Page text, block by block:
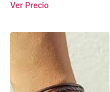
Ver Precio